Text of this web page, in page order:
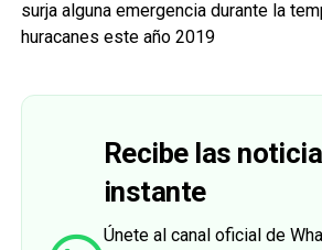
surja alguna emergencia durante la
huracanes este año 2019
Recibe las
instante
Únete al canal oficial de